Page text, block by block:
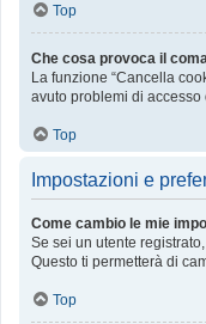
Top
Che cosa provoca il
La funzione “Cancella
avuto problemi di
Top
Impostazioni e
Come cambio le mie
Se sei un utente
Questo ti permetterà di
Top